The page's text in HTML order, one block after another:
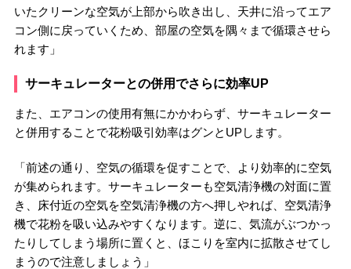
いたクリーンな空気が上部から吹き出し、天井に沿ってエア
コン側に戻っていくため、部屋の空気を隅々まで循環させら
れます」
サーキュレーターとの併用でさらに効率UP
また、エアコンの使用有無にかかわらず、サーキュレーター
と併用することで花粉吸引効率はグンとUPします。
「前述の通り、空気の循環を促すことで、より効率的に空気
が集められます。サーキュレーターも空気清浄機の対面に置
き、床付近の空気を空気清浄機の方へ押しやれば、空気清浄
機で花粉を吸い込みやすくなります。逆に、気流がぶつかっ
たりしてしまう場所に置くと、ほこりを室内に拡散させてし
まうので注意しましょう」